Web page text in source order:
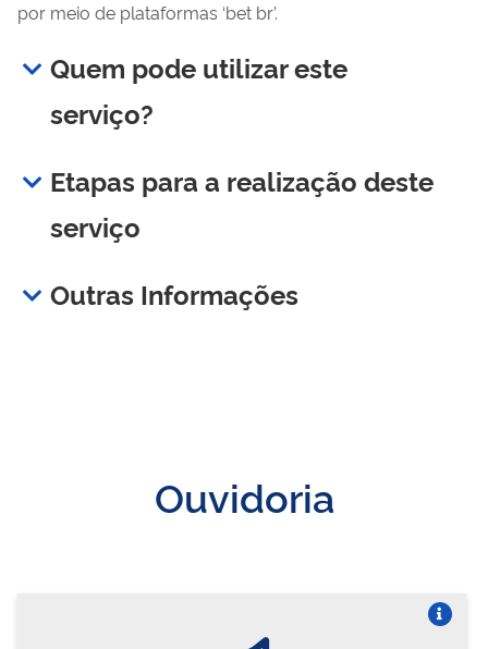
por meio de plataformas ‘bet br’.
Quem pode utilizar este
serviço?
Etapas para a realização deste
serviço
Outras Informações
Ouvidoria